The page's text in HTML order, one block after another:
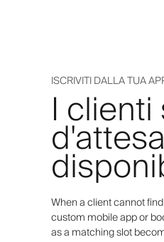
ISCRIVITI DALLA TUA
I
When a client cannot
custom mobile app or
as a matching slot